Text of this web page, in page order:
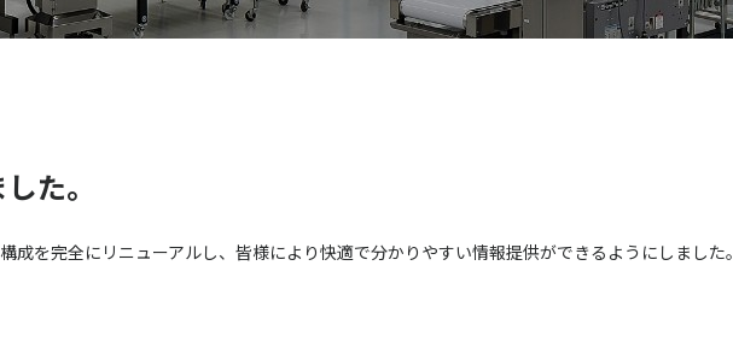
た。
を完全にリニューアルし、皆様により快適で分かりやすい情報提供ができるようにしました。